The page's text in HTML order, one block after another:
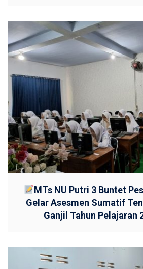
MTs NU Putri 3 Buntet
Gelar Asesmen Sumatif
Ganjil Tahun Pelajaran